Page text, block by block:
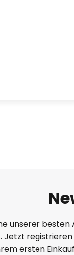
unserer
Jetzt registrieren
ersten